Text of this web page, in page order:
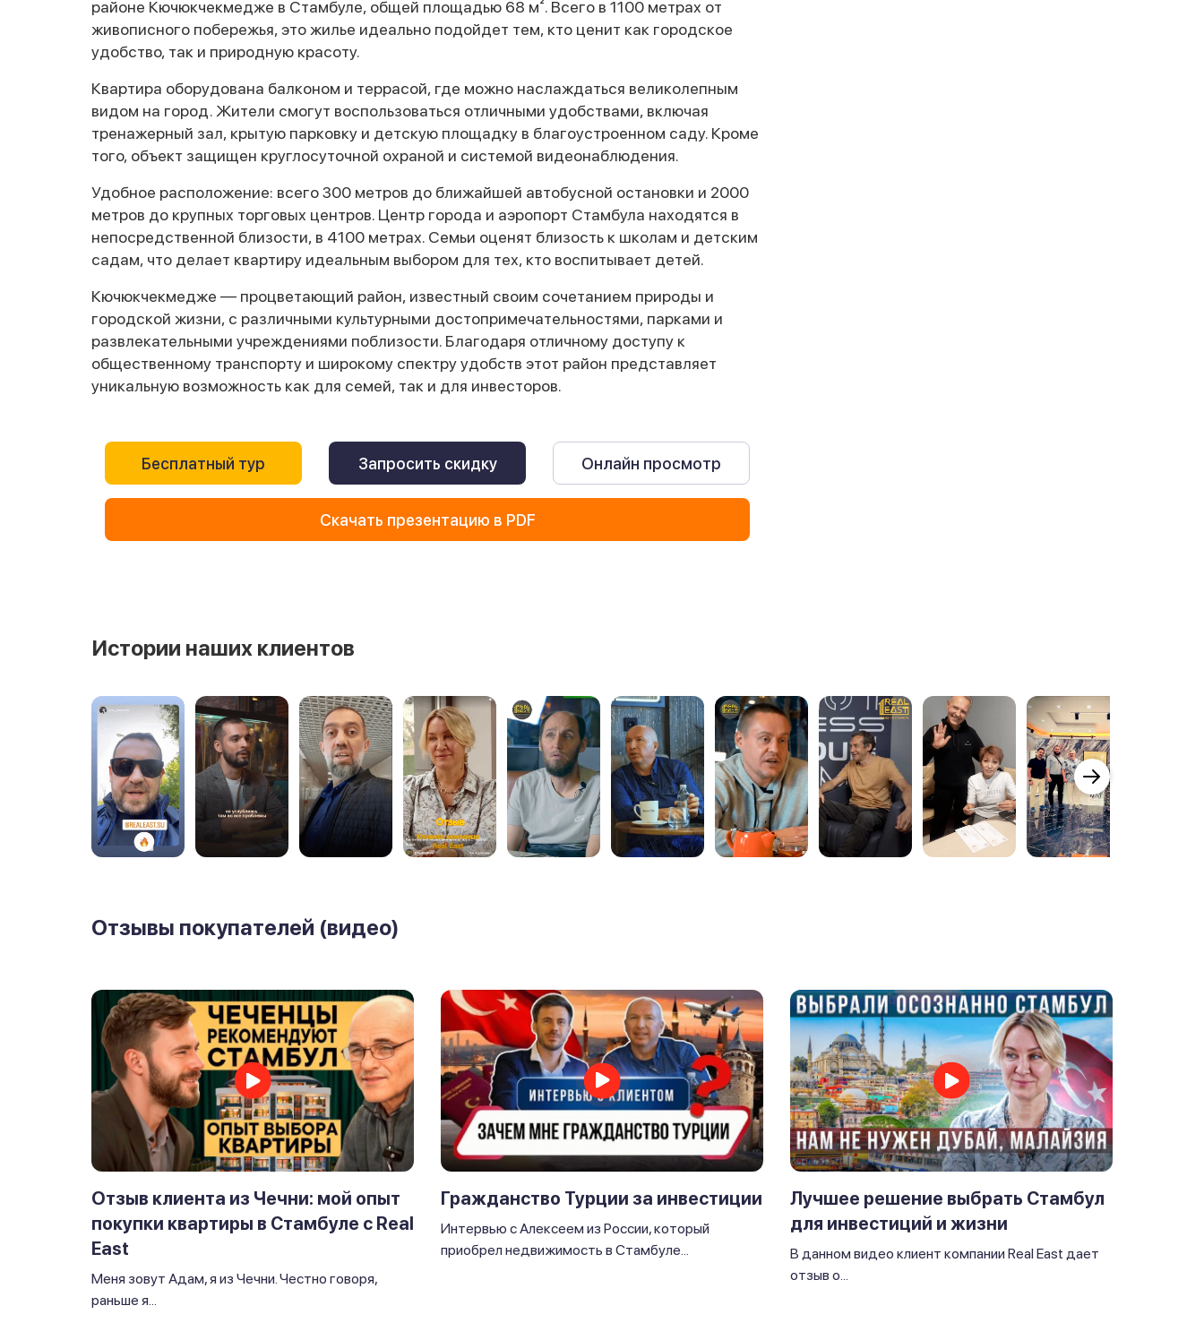
районе Кючюкчекмедже в Стамбуле, общей площадью 68 м². Всего в 1100 метрах от
живописного побережья, это жилье идеально подойдет тем, кто ценит как городское
удобство, так и природную красоту.
Квартира оборудована балконом и террасой, где можно наслаждаться великолепным
видом на город. Жители смогут воспользоваться отличными удобствами, включая
тренажерный зал, крытую парковку и детскую площадку в благоустроенном саду. Кроме
того, объект защищен круглосуточной охраной и системой видеонаблюдения.
Удобное расположение: всего 300 метров до ближайшей автобусной остановки и 2000
метров до крупных торговых центров. Центр города и аэропорт Стамбула находятся в
непосредственной близости, в 4100 метрах. Семьи оценят близость к школам и детским
садам, что делает квартиру идеальным выбором для тех, кто воспитывает детей.
Кючюкчекмедже — процветающий район, известный своим сочетанием природы и
городской жизни, с различными культурными достопримечательностями, парками и
развлекательными учреждениями поблизости. Благодаря отличному доступу к
общественному транспорту и широкому спектру удобств этот район представляет
уникальную возможность как для семей, так и для инвесторов.
Бесплатный тур Запросить скидку Онлайн просмотр
Скачать презентацию в PDF
Истории наших клиентов
Отзывы покупателей (видео)
Отзыв клиента из Чечни: мой опыт
покупки квартиры в Стамбуле с Real
East
Меня зовут Адам, я из Чечни. Честно говоря,
раньше я...
Гражданство Турции за инвестиции
Интервью с Алексеем из России, который
приобрел недвижимость в Стамбуле...
Лучшее решение выбрать Стамбул
для инвестиций и жизни
В данном видео клиент компании Real East дает
отзыв о...